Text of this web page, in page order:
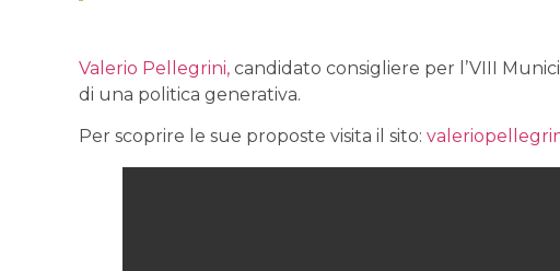
Valerio Pellegrini, candidato consigliere per l’VIII
di una politica generativa.
Per scoprire le sue proposte visita il sito: